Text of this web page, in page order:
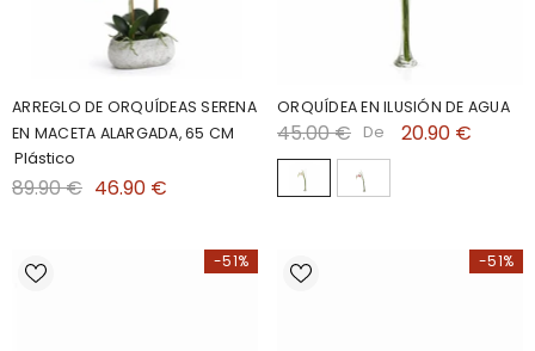
ARREGLO DE ORQUÍDEAS SERENA
EN MACETA ALARGADA, 65 CM
Plástico
89.90 € 46.90 €
ORQUÍDEA EN ILUSIÓN DE AGUA
45.00 € De 20.90 €
-51% -51%